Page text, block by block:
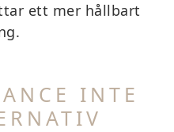
ett mer hållbart
INTE